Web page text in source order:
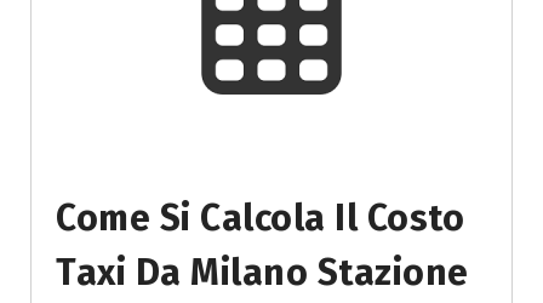
Come Si Calcola Il Costo
Taxi Da Milano Stazione